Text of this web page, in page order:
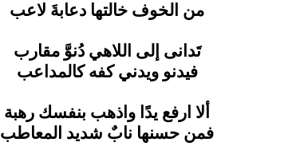
من الخوف خالتها دعابةَ لاعب
تَدانى إلى اللاهي دُنوَّ مقارب
فيدنو ويدني كفه كالمداعب
ألا ارفع يدًا واذهب بنفسك رهبة
فمن حسنها نابٌ شديد المعاطب